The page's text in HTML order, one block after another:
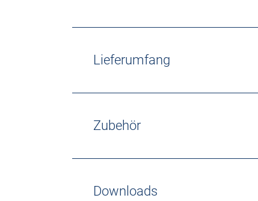
Lieferumfang
Zubehör
Downloads